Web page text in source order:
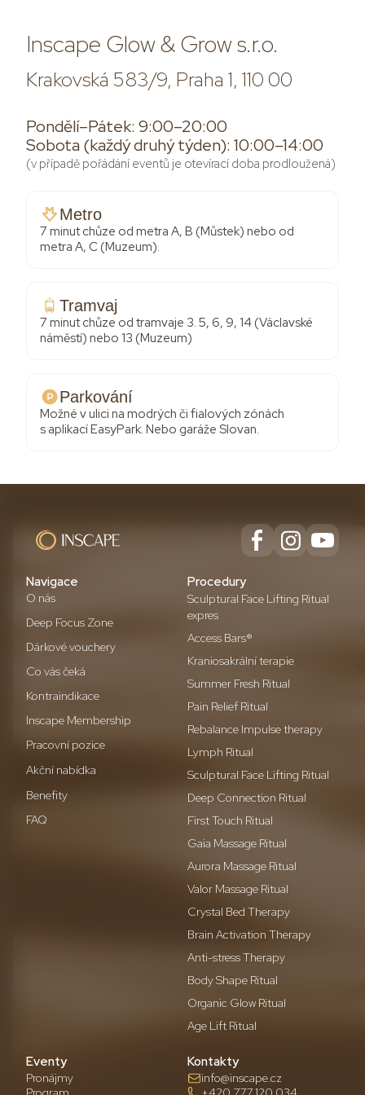
Inscape Glow & Grow s.r.o.
Krakovská 583/9, Praha 1, 110 00
Pondělí–Pátek: 9:00–20:00
Sobota (každý druhý týden): 10:00–14:00
(v případě pořádání eventů je otevírací doba prodloužená)
Metro
7 minut chůze od metra A, B (Můstek) nebo od
metra A, C (Muzeum).
Tramvaj
7 minut chůze od tramvaje 3. 5, 6, 9, 14 (Václavské
náměstí) nebo 13 (Muzeum)
Parkování
Možné v ulici na modrých či fialových zónách
s aplikací EasyPark. Nebo garáže Slovan.
Navigace
O nás
Deep Focus Zone
Dárkové vouchery
Co vás čeká
Kontraindikace
Inscape Membership
Pracovní pozice
Akční nabídka
Benefity
FAQ
Procedury
Sculptural Face Lifting Ritual
expres
Access Bars®
Kraniosakrální terapie
Summer Fresh Ritual
Pain Relief Ritual
Rebalance Impulse therapy
Lymph Ritual
Sculptural Face Lifting Ritual
Deep Connection Ritual
First Touch Ritual
Gaia Massage Ritual
Aurora Massage Ritual
Valor Massage Ritual
Crystal Bed Therapy
Brain Activation Therapy
Anti-stress Therapy
Body Shape Ritual
Organic Glow Ritual
Age Lift Ritual
Eventy
Pronájmy
Kontakty
info@inscape.cz